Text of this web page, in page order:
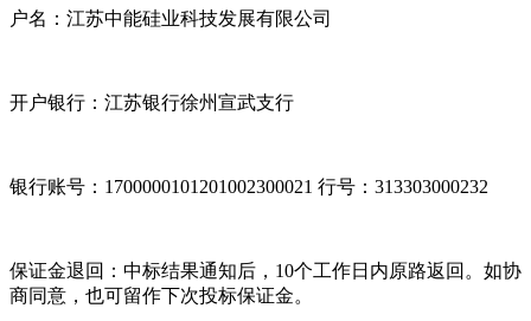
户名：江苏中能硅业科技发展有限公司
开户银行：江苏银行徐州宣武支行
银行账号：1700000101201002300021 行号：313303000232
保证金退回：中标结果通知后，10个工作日内原路返回。如协
商同意，也可留作下次投标保证金。